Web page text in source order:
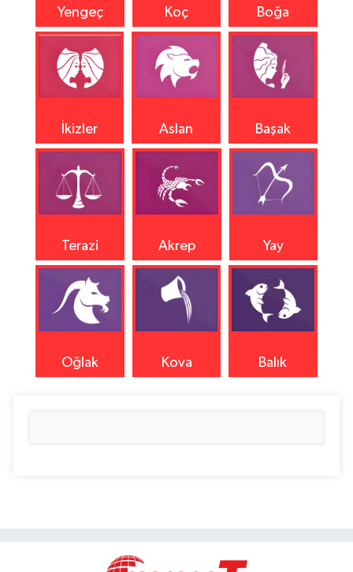
Yengeç Koç Boğa
İkizler Aslan Başak
Terazi Akrep Yay
Oğlak Kova Balık